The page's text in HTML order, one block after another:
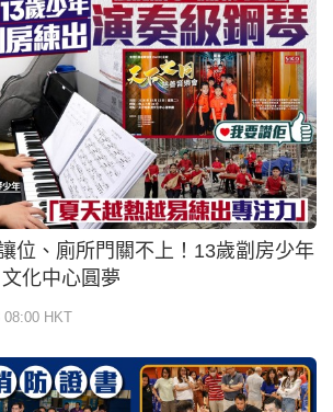
位、廁所門關不上！13歲劏房少年
化中心圓夢
08:00 HKT